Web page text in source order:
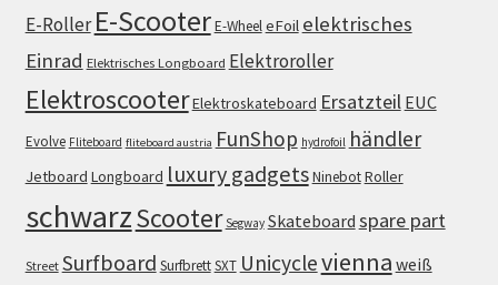
E-Roller E-ScooterE-WheeleFoil elektrisches
Einrad Elektrisches Longboard Elektroroller
ElektroscooterElektroskateboard Ersatzteil EUC
Evolve Fliteboard fliteboard austria FunShop hydrofoil händler
Jetboard Longboard luxury gadgetsNinebotRoller
schwarzScooter Segway Skateboard spare part
Street Surfboard SurfbrettSXT Unicyclevienna weiß